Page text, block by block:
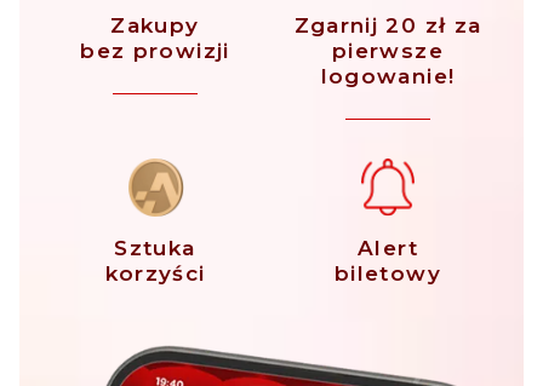
Zakupy
bez prowizji
Zgarnij 20 zł za
pierwsze
logowanie!
Sztuka
korzyści
Alert
biletowy